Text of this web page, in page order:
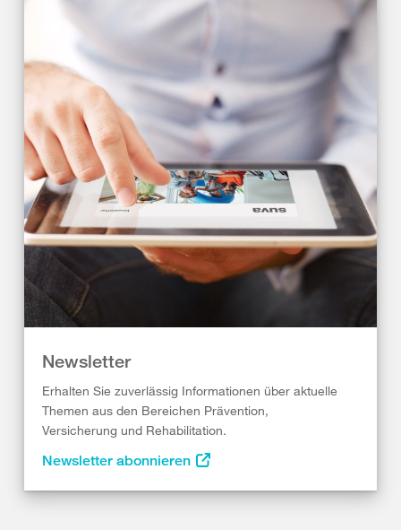
Newsletter
Erhalten Sie zuverlässig Informationen über aktuelle
Themen aus den Bereichen Prävention,
Versicherung und Rehabilitation.
Newsletter abonnieren